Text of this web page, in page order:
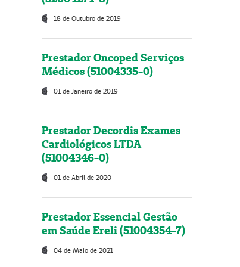
18 de Outubro de 2019
Prestador Oncoped Serviços
Médicos (51004335-0)
01 de Janeiro de 2019
Prestador Decordis Exames
Cardiológicos LTDA
(51004346-0)
01 de Abril de 2020
Prestador Essencial Gestão
em Saúde Ereli (51004354-7)
04 de Maio de 2021